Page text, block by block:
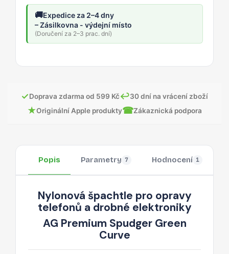
🚚Expedice za 2–4 dny
– Zásilkovna - výdejní místo
(Doručení za 2–3 prac. dní)
✓Doprava zdarma od 599 Kč↩30 dní na vrácení zboží
★Originální Apple produkty☎Zákaznická podpora
Popis Parametry 7 Hodnocení 1
Nylonová špachtle pro opravy
telefonů a drobné elektroniky
AG Premium Spudger Green
Curve